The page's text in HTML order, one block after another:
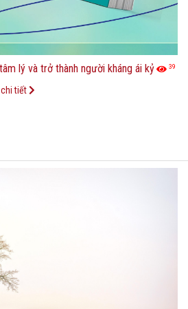
lý và trở thành người kháng ái kỷ 39
tiết